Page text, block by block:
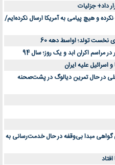
داد+ جزئیات
و هیچ پیامی به آمریکا ارسال نکرده‌ایم/
نخست تولد؛ اواسط دهه 60
مراسم اکران ابد و یک روز؛ سال 94
در حال تمرین دیالوگ در پشت‌صحنه
گواهی مبدا بی‌وقفه در حال خدمت‌رسانی به